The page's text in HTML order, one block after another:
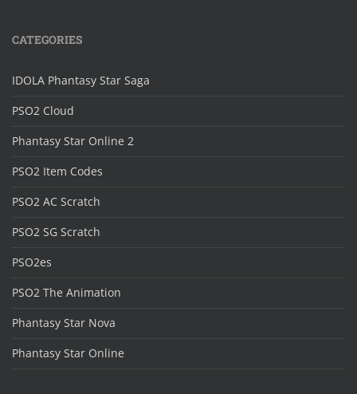
CATEGORIES
IDOLA Phantasy Star Saga
PSO2 Cloud
Phantasy Star Online 2
PSO2 Item Codes
PSO2 AC Scratch
PSO2 SG Scratch
PSO2es
PSO2 The Animation
Phantasy Star Nova
Phantasy Star Online